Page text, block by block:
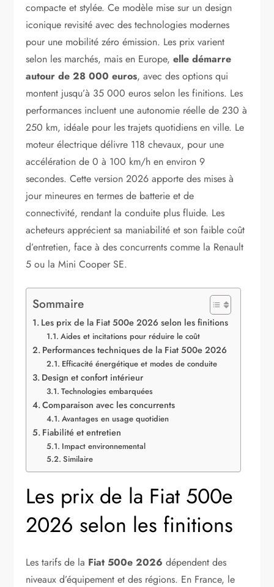
compacte et stylée. Ce modèle mise sur un design
iconique revisité avec des technologies modernes
pour une mobilité zéro émission. Les prix varient
selon les marchés, mais en Europe,elle démarre
autour de 28 000 euros, avec des options qui
montent jusqu’à 35 000 euros selon les finitions. Les
performances incluent une autonomie réelle de 230 à
250 km, idéale pour les trajets quotidiens en ville. Le
moteur électrique délivre 118 chevaux, pour une
accélération de 0 à 100 km/h en environ 9
secondes. Cette version 2026 apporte des mises à
jour mineures en termes de batterie et de
connectivité, rendant la conduite plus fluide. Les
acheteurs apprécient sa maniabilité et son faible coût
d’entretien, face à des concurrents comme la Renault
5 ou la Mini Cooper SE.
Sommaire
Les prix de la Fiat 500e 2026 selon les finitions
Aides et incitations pour réduire le coût
Performances techniques de la Fiat 500e 2026
Efficacité énergétique et modes de conduite
Design et confort intérieur
Technologies embarquées
Comparaison avec les concurrents
Avantages en usage quotidien
Fiabilité et entretien
Impact environnemental
Similaire
Les prix de la Fiat 500e
2026 selon les finitions
Les tarifs de la Fiat 500e 2026 dépendent des
niveaux d’équipement et des régions. En France, le